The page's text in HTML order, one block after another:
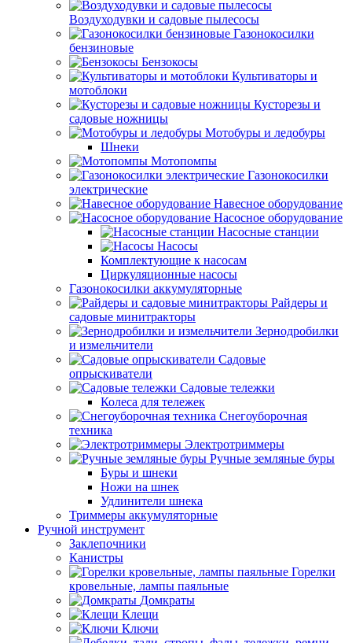
Воздуходувки и садовые пылесосы
Газонокосилки
бензиновые
Бензокосы
Культиваторы и
мотоблоки
Кусторезы и
садовые ножницы
Мотобуры и ледобуры
Шнеки
Мотопомпы
Газонокосилки
электрические
Навесное оборудование
Насосное оборудование
Насосные станции
Насосы
Комплектующие к насосам
Циркуляционные насосы
Газонокосилки аккумуляторные
Райдеры и
садовые минитракторы
Зернодробилки
и измельчители
Садовые
опрыскиватели
Садовые тележки
Колеса для тележек
Снегоуборочная
техника
Электротриммеры
Ручные земляные буры
Буры и шнеки
Ножи на шнек
Удлинители шнека
Триммеры аккумуляторные
Ручной инструмент
Заклепочники
Канистры
Горелки
кровельные, лампы паяльные
Домкраты
Клещи
Ключи